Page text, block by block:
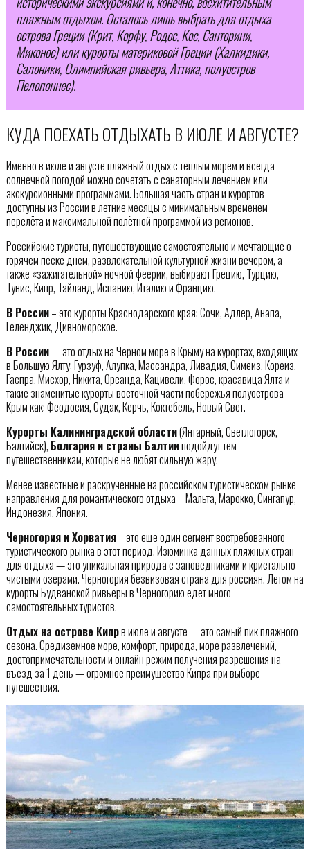
пляжным отдыхом. Осталось лишь выбрать для отдыха
острова Греции (Крит, Корфу, Родос, Кос, Санторини,
Миконос) или курорты материковой Греции (Халкидики,
Салоники, Олимпийская ривьера, Аттика, полуостров
Пелопоннес).
КУДА ПОЕХАТЬ ОТДЫХАТЬ В ИЮЛЕ И АВГУСТЕ?
Именно в июле и августе пляжный отдых с теплым морем и всегда
солнечной погодой можно сочетать с санаторным лечением или
экскурсионными программами. Большая часть стран и курортов
доступны из России в летние месяцы с минимальным временем
перелёта и максимальной полётной программой из регионов.
Российские туристы, путешествующие самостоятельно и мечтающие о
горячем песке днем, развлекательной культурной жизни вечером, а
также «зажигательной» ночной феерии, выбирают Грецию, Турцию,
Тунис, Кипр, Тайланд, Испанию, Италию и Францию.
В России– это курорты Краснодарского края: Сочи, Адлер, Анапа,
Геленджик, Дивноморское.
В России— это отдых на Черном море в Крыму на курортах, входящих
в Большую Ялту: Гурзуф, Алупка, Массандра, Ливадия, Симеиз, Кореиз,
Гаспра, Мисхор, Никита, Ореанда, Кацивели, Форос, красавица Ялта и
такие знаменитые курорты восточной части побережья полуострова
Крым как: Феодосия, Судак, Керчь, Коктебель, Новый Свет.
Курорты Калининградской области(Янтарный, Светлогорск,
Балтийск), Болгария и страны Балтииподойдут тем
путешественникам, которые не любят сильную жару.
Менее известные и раскрученные на российском туристическом рынке
направления для романтического отдыха – Мальта, Марокко, Сингапур,
Индонезия, Япония.
Черногория и Хорватия– это еще один сегмент востребованного
туристического рынка в этот период. Изюминка данных пляжных стран
для отдыха — это уникальная природа с заповедниками и кристально
чистыми озерами. Черногория безвизовая страна для россиян. Летом на
курорты Будванской ривьеры в Черногорию едет много
самостоятельных туристов.
Отдых на острове Кипрв июле и августе — это самый пик пляжного
сезона. Средиземное море, комфорт, природа, море развлечений,
достопримечательности и онлайн режим получения разрешения на
въезд за 1 день — огромное преимущество Кипра при выборе
путешествия.